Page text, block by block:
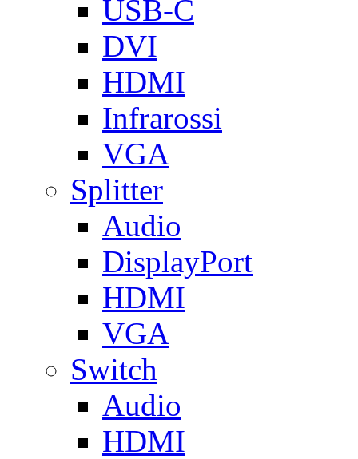
USB-C
DVI
HDMI
Infrarossi
VGA
Splitter
Audio
DisplayPort
HDMI
VGA
Switch
Audio
HDMI